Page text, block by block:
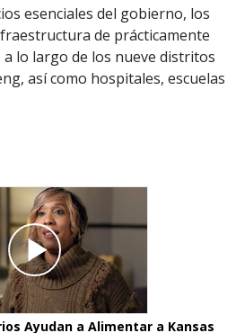
esenciales del gobierno, los
de prácticamente
lo largo de los nueve distritos
así como hospitales, escuelas
Ayudan a Alimentar a Kansas